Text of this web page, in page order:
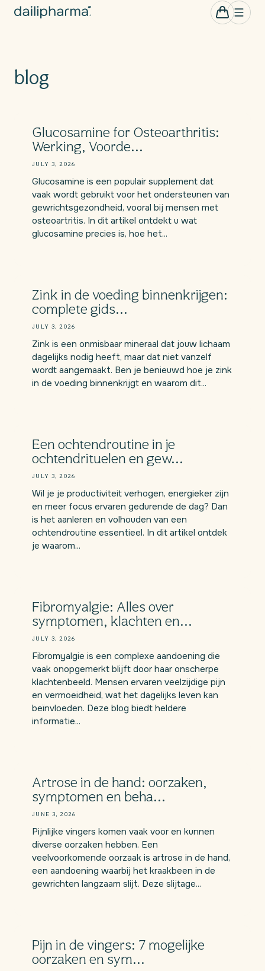
to
Cart
0
items
blog
Glucosamine for Osteoarthritis:
Werking, Voorde...
JULY 3, 2026
Glucosamine is een populair supplement dat
vaak wordt gebruikt voor het ondersteunen van
gewrichtsgezondheid, vooral bij mensen met
osteoartritis. In dit artikel ontdekt u wat
glucosamine precies is, hoe het...
Zink in de voeding binnenkrijgen:
complete gids...
JULY 3, 2026
Zink is een onmisbaar mineraal dat jouw lichaam
dagelijks nodig heeft, maar dat niet vanzelf
wordt aangemaakt. Ben je benieuwd hoe je zink
in de voeding binnenkrijgt en waarom dit...
Een ochtendroutine in je
ochtendrituelen en gew...
JULY 3, 2026
Wil je je productiviteit verhogen, energieker zijn
en meer focus ervaren gedurende de dag? Dan
is het aanleren en volhouden van een
ochtendroutine essentieel. In dit artikel ontdek
je waarom...
Fibromyalgie: Alles over
symptomen, klachten en...
JULY 3, 2026
Fibromyalgie is een complexe aandoening die
vaak onopgemerkt blijft door haar onscherpe
klachtenbeeld. Mensen ervaren veelzijdige pijn
en vermoeidheid, wat het dagelijks leven kan
beïnvloeden. Deze blog biedt heldere
informatie...
Artrose in de hand: oorzaken,
symptomen en beha...
JUNE 3, 2026
Pijnlijke vingers komen vaak voor en kunnen
diverse oorzaken hebben. Een
veelvoorkomende oorzaak is artrose in de hand,
een aandoening waarbij het kraakbeen in de
gewrichten langzaam slijt. Deze slijtage...
Pijn in de vingers: 7 mogelijke
oorzaken en sym...